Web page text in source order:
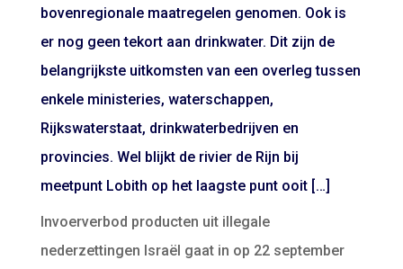
bovenregionale maatregelen genomen. Ook is
er nog geen tekort aan drinkwater. Dit zijn de
belangrijkste uitkomsten van een overleg tussen
enkele ministeries, waterschappen,
Rijkswaterstaat, drinkwaterbedrijven en
provincies. Wel blijkt de rivier de Rijn bij
meetpunt Lobith op het laagste punt ooit […]
Invoerverbod producten uit illegale
nederzettingen Israël gaat in op 22 september